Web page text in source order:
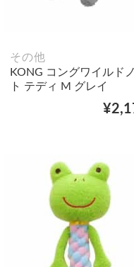
その他
KONG コングワイルド
ト テディ M グレイ